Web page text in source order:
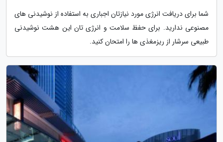
شما برای دریافت انرژی مورد نیازتان اجباری به استفاده از نوشیدنی های
مصنوعی ندارید. برای حفظ سلامت و انرژی تان این هشت نوشیدنی
طبیعی سرشار از ریزمغذی ها را امتحان کنید.